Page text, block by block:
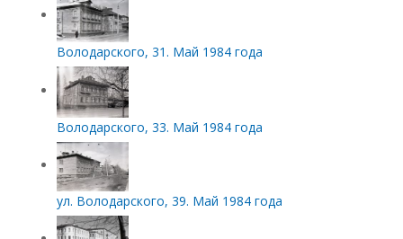
Володарского, 31. Май 1984 года
Володарского, 33. Май 1984 года
ул. Володарского, 39. Май 1984 года